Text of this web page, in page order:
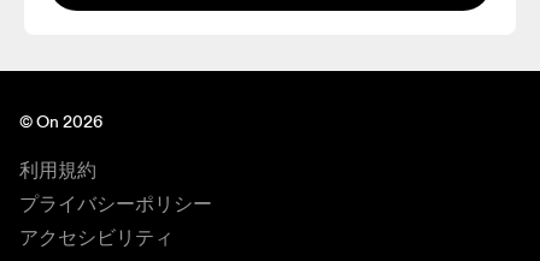
© On 2026
利用規約
プライバシーポリシー
アクセシビリティ